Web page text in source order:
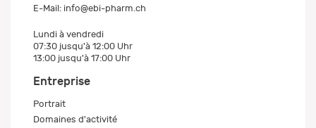
E-Mail: info@ebi-pharm.ch
Lundi à vendredi
07:30 jusqu'à 12:00 Uhr
13:00 jusqu'à 17:00 Uhr
Entreprise
Portrait
Domaines d'activité